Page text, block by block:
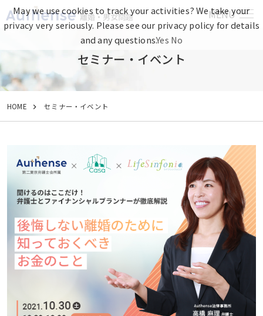
MENU
離婚・男女問題
セミナー・イベント
HOME セミナー・イベント
May we use cookies to track your activities? We take your
privacy very seriously. Please see our privacy policy for details
and any questions.Yes No